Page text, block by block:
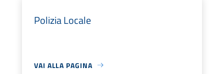
Polizia Locale
VAI ALLA PAGINA